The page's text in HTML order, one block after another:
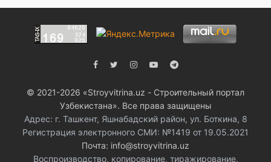
© 2021-2026 «Stroyvitrina.uz - Строительный портал
Узбекистана». Все права защищены
Адрес: г. Ташкент, Яшнабадский район, ул. Боткина, 8
Регистрация электронного СМИ: №1419 от 19.05.2021
Почта: info@stroyvitrina.uz
Воспроизводство, копирование, тиражирование,